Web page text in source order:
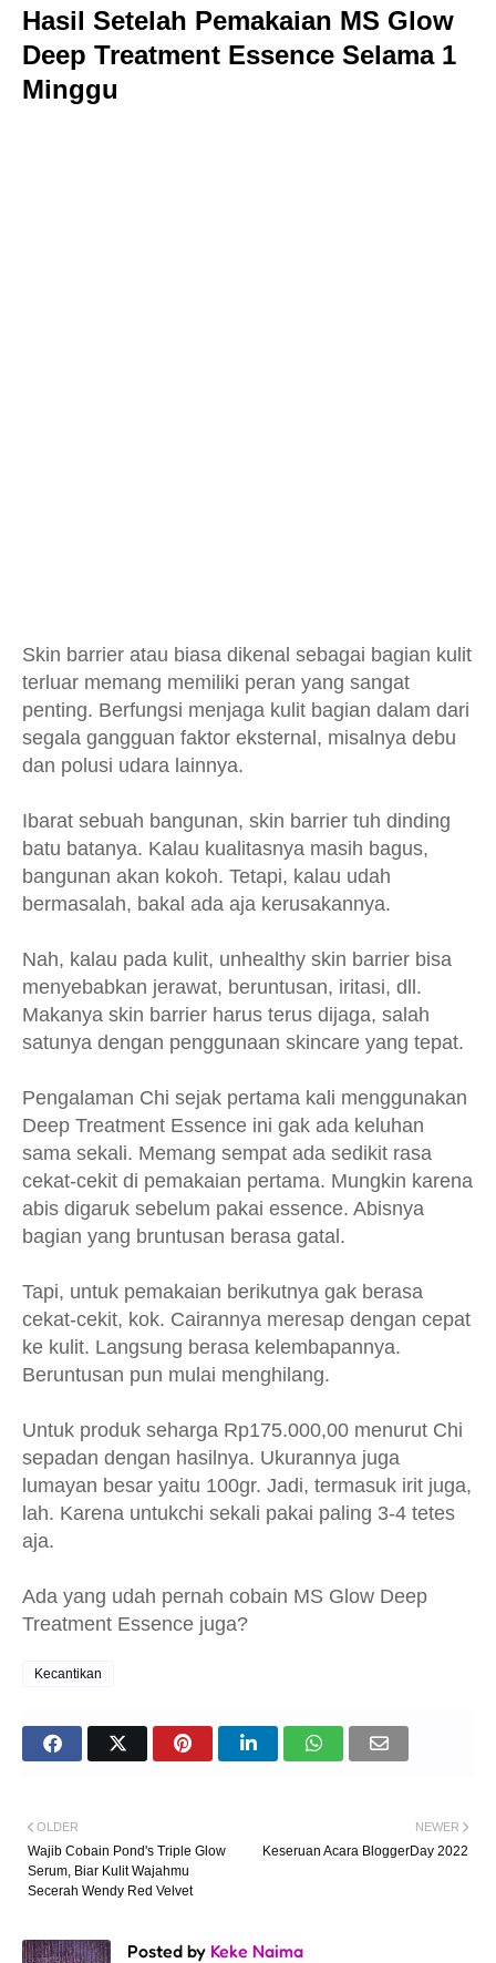
Hasil Setelah Pemakaian MS Glow
Deep Treatment Essence Selama 1
Minggu
Skin barrier atau biasa dikenal sebagai bagian kulit
terluar memang memiliki peran yang sangat
penting. Berfungsi menjaga kulit bagian dalam dari
segala gangguan faktor eksternal, misalnya debu
dan polusi udara lainnya.
Ibarat sebuah bangunan, skin barrier tuh dinding
batu batanya. Kalau kualitasnya masih bagus,
bangunan akan kokoh. Tetapi, kalau udah
bermasalah, bakal ada aja kerusakannya.
Nah, kalau pada kulit, unhealthy skin barrier bisa
menyebabkan jerawat, beruntusan, iritasi, dll.
Makanya skin barrier harus terus dijaga, salah
satunya dengan penggunaan skincare yang tepat.
Pengalaman Chi sejak pertama kali menggunakan
Deep Treatment Essence ini gak ada keluhan
sama sekali. Memang sempat ada sedikit rasa
cekat-cekit di pemakaian pertama. Mungkin karena
abis digaruk sebelum pakai essence. Abisnya
bagian yang bruntusan berasa gatal.
Tapi, untuk pemakaian berikutnya gak berasa
cekat-cekit, kok. Cairannya meresap dengan cepat
ke kulit. Langsung berasa kelembapannya.
Beruntusan pun mulai menghilang.
Untuk produk seharga Rp175.000,00 menurut Chi
sepadan dengan hasilnya. Ukurannya juga
lumayan besar yaitu 100gr. Jadi, termasuk irit juga,
lah. Karena untukchi sekali pakai paling 3-4 tetes
aja.
Ada yang udah pernah cobain MS Glow Deep
Treatment Essence juga?
Kecantikan
NEWER
Keseruan Acara BloggerDay 2022
OLDER
Wajib Cobain Pond's Triple Glow
Serum, Biar Kulit Wajahmu
Secerah Wendy Red Velvet
Posted by Keke Naima